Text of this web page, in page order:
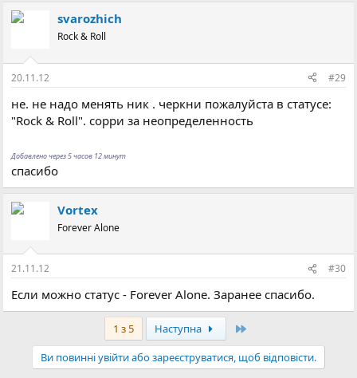
svarozhich
Rock & Roll
20.11.12 #29
не. не надо менять ник . черкни пожалуйста в статусе:
"Rock & Roll". сорри за неопределенность
Добавлено через 5 часов 12 минут
спасибо
Vortex
Forever Alone
21.11.12 #30
Если можно статус - Forever Alone. Заранее спасибо.
1 з 5 Наступна
Ви повинні увійти або зареєструватися, щоб відповісти.